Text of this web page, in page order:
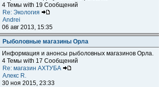
4 Темы with 19 Сообщений
Re: Экология
Andrei
06 авг 2013, 15:35
Рыболовные магазины Орла
Информация и анонсы рыболовных магазинов Орла.
4 Темы with 17 Сообщений
Re: магазин АХТУБА
Алекс R.
30 ноя 2015, 23:33